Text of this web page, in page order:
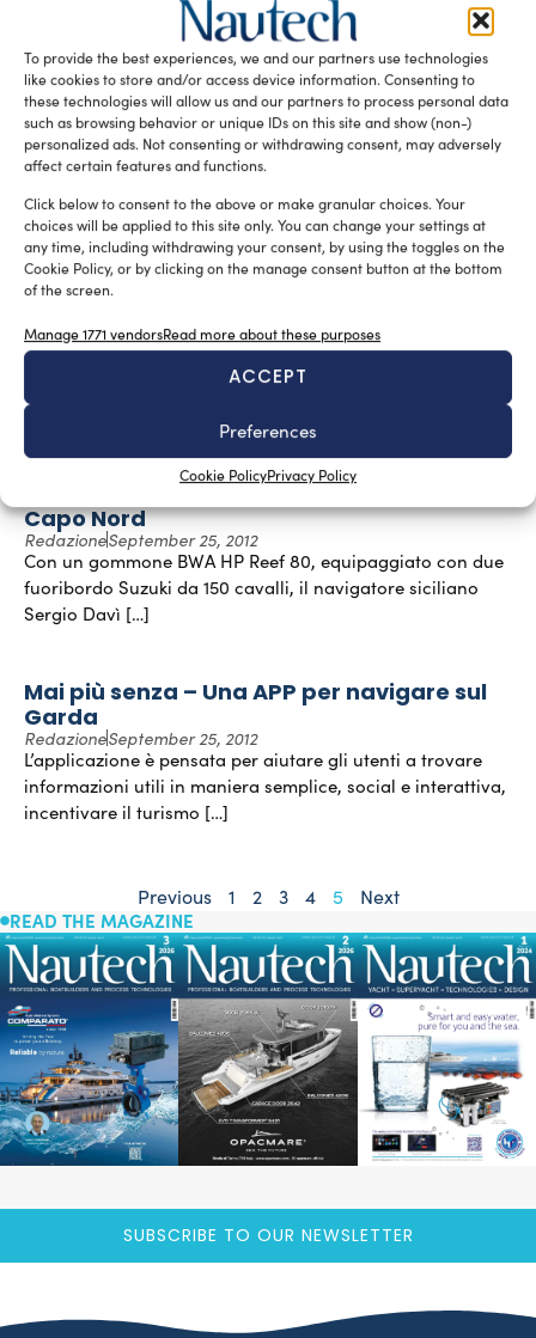
To provide the best experiences, we and our partners use technologies
like cookies to store and/or access device information. Consenting to
these technologies will allow us and our partners to process personal data
such as browsing behavior or unique IDs on this site and show (non-)
personalized ads. Not consenting or withdrawing consent, may adversely
affect certain features and functions.
Click below to consent to the above or make granular choices. Your
choices will be applied to this site only. You can change your settings at
any time, including withdrawing your consent, by using the toggles on the
Cookie Policy, or by clicking on the manage consent button at the bottom
of the screen.
Manage 1771 vendorsRead more about these purposes
ACCEPT
Preferences
Cookie PolicyPrivacy Policy
legno, imbarcazioni storiche a vela da regata e motoscafi
Il cantiere – Gucci e Riva alla conquista
dell’Oriente
RedazioneOctober 2, 2012
Gruppo Ferretti, amplia i propri orizzonti nello strategico
mercato […]
RedazioneSeptember 25, 2012
In questo periodo di saloni e fiere, iniziano ad arrivare in
redazione le comunicazioni dei vari uffici stampa sui
riconoscimenti […]
Record – Con l’HP Reef 80 da Palermo a
Capo Nord
RedazioneSeptember 25, 2012
Con un gommone BWA HP Reef 80, equipaggiato con due
fuoribordo Suzuki da 150 cavalli, il navigatore siciliano
Sergio Davì […]
Mai più senza – Una APP per navigare sul
Garda
RedazioneSeptember 25, 2012
L’applicazione è pensata per aiutare gli utenti a trovare
informazioni utili in maniera semplice, social e interattiva,
incentivare il turismo […]
Previous 1 2 3 4 5
Next
READ THE MAGAZINE
SUBSCRIBE TO OUR NEWSLETTER